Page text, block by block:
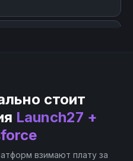
стоит
Launch27 +
взимают плату за